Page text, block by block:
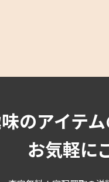
のアイテ
お気軽に